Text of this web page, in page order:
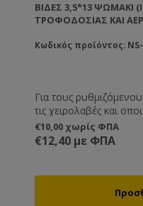
ΒΊΔΕΣ 3,5*13 ΨΩΜΆΚΙ
ΤΡΟΦΟΔΟΣΊΑΣ ΚΑΙ
Κωδικός προϊόντος:
Για τους
τις χειρολαβές και
Επίπεδες.
€10,00 χωρίς ΦΠΑ
€12,40 με ΦΠΑ